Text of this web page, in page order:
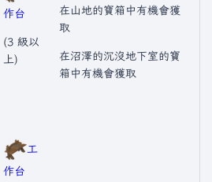
作台
(3 級以
上)
在山地的寶箱中有機會獲
取
在沼澤的沉沒地下室的寶
箱中有機會獲取
工
作台